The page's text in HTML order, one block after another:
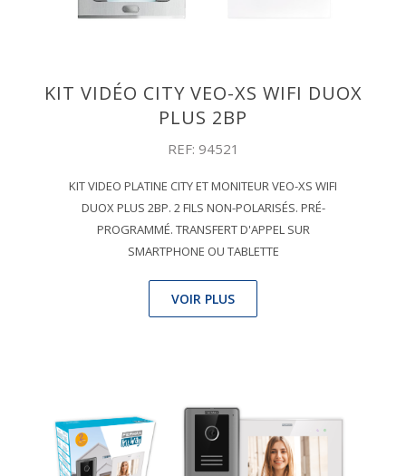
KIT VIDÉO CITY VEO-XS WIFI DUOX
PLUS 2BP
REF: 94521
KIT VIDEO PLATINE CITY ET MONITEUR VEO-XS WIFI
DUOX PLUS 2BP. 2 FILS NON-POLARISÉS. PRÉ-
PROGRAMMÉ. TRANSFERT D'APPEL SUR
SMARTPHONE OU TABLETTE
VOIR PLUS